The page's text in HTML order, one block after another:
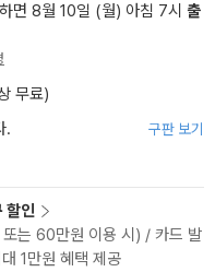
면 8월 10일 (월) 아침 7시 출
무료)
. 구판 보기
할인
는 60만원 이용 시) / 카드 발
1만원 혜택 제공